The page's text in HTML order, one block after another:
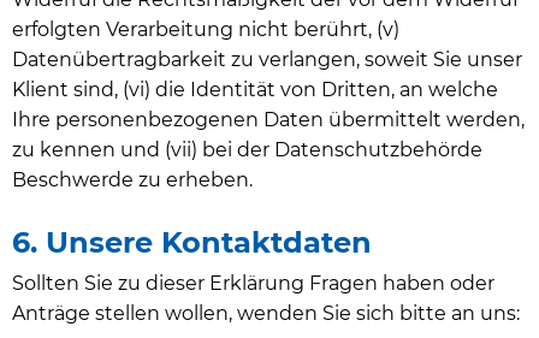
erfolgten Verarbeitung nicht berührt, (v)
Datenübertragbarkeit zu verlangen, soweit Sie unser
Klient sind, (vi) die Identität von Dritten, an welche
Ihre personenbezogenen Daten übermittelt werden,
zu kennen und (vii) bei der Datenschutzbehörde
Beschwerde zu erheben.
6. Unsere Kontaktdaten
Sollten Sie zu dieser Erklärung Fragen haben oder
Anträge stellen wollen, wenden Sie sich bitte an uns: